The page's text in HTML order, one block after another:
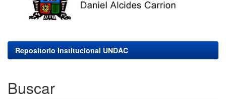
Repositorio Institucional UNDAC
Buscar